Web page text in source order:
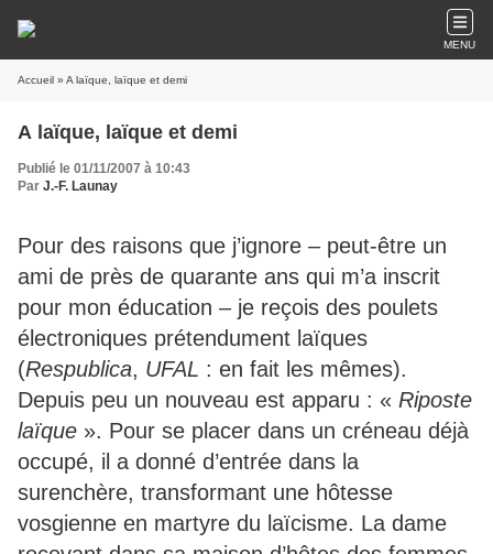
MENU
Accueil » A laïque, laïque et demi
A laïque, laïque et demi
Publié le 01/11/2007 à 10:43
Par J.-F. Launay
Pour des raisons que j’ignore – peut-être un
ami de près de quarante ans qui m’a inscrit
pour mon éducation – je reçois des poulets
électroniques prétendument laïques
(Respublica, UFAL : en fait les mêmes).
Depuis peu un nouveau est apparu : « Riposte
laïque ». Pour se placer dans un créneau déjà
occupé, il a donné d’entrée dans la
surenchère, transformant une hôtesse
vosgienne en martyre du laïcisme. La dame